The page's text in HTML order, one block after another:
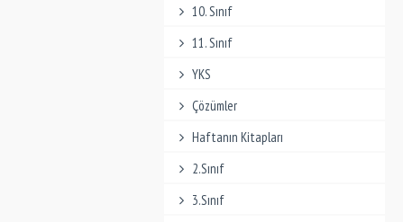
10. Sınıf
11. Sınıf
YKS
Çözümler
Haftanın Kitapları
2.Sınıf
3.Sınıf